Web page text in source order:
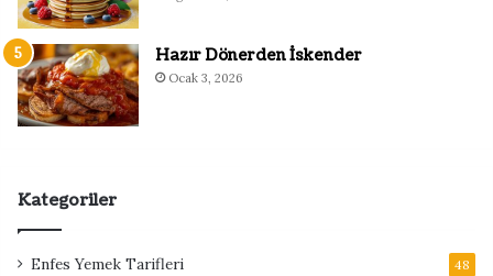
Hazır Dönerden İskender
Ocak 3, 2026
Kategoriler
Enfes Yemek Tarifleri 48